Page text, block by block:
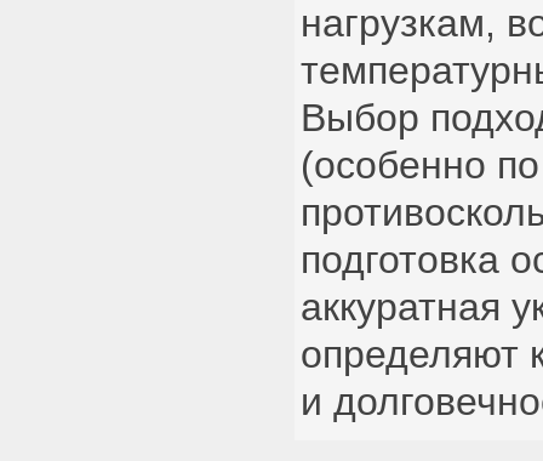
нагрузкам,
Выбор
(особенно по
подготовка
аккуратная
определяют
и